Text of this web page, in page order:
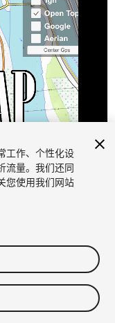
工作、个性化设
流量。我们还同
您使用我们网站